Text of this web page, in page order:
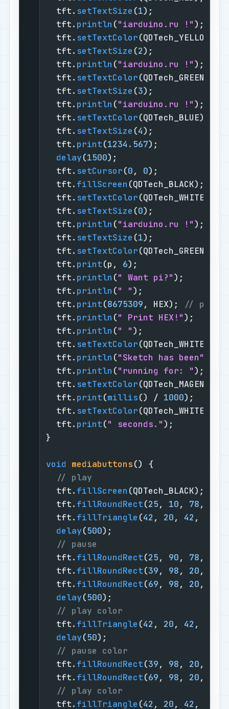
  tft.
setTextSize (1);
  tft.
println ("iarduino.ru !");
  tft.
setTextColor(QDTech_YELLOW);
  tft.
setTextSize (2);
  tft.
println ("iarduino.ru !");
  tft.
setTextColor(QDTech_GREEN);
  tft.
setTextSize (3);
  tft.
println ("iarduino.ru !");
  tft.
setTextColor(QDTech_BLUE);
  tft.
setTextSize (4);
  tft.
print(1234.567);
delay(1500);
  tft.
setCursor(0, 0);
  tft.
fillScreen (QDTech_BLACK);
  tft.
setTextColor(QDTech_WHITE);
  tft.
setTextSize (0);
  tft.
println ("iarduino.ru !");
  tft.
setTextSize (1);
  tft.
setTextColor(QDTech_GREEN);
  tft.
print(p, 6);
  tft.
println (" Want pi?");
  tft.
println (" ");
  tft.
print(8675309, HEX);
// print
  tft.
println (" Print HEX!");
  tft.
println (" ");
  tft.
setTextColor(QDTech_WHITE);
  tft.
println ("Sketch has been"
  tft.
println ("running for: ");
  tft.
setTextColor(QDTech_MAGENTA);
  tft.
print(millis() / 1000);
  tft.
setTextColor(QDTech_WHITE);
  tft.
print(" seconds.");
}
void mediabuttons()
{
// play
  tft.
fillScreen (QDTech_BLACK);
  tft.
fillRoundRect(25, 10, 78,
  tft.
fillTriangle (42 , 20, 42 ,
delay(500);
// pause
  tft.
fillRoundRect(25, 90, 78,
  tft.
fillRoundRect(39, 98, 20,
  tft.
fillRoundRect(69, 98, 20,
delay(500);
// play color
  tft.
fillTriangle (42 , 20, 42 ,
delay(50);
// pause color
  tft.
fillRoundRect(39, 98, 20,
  tft.
fillRoundRect(69, 98, 20,
// play color
  tft.
fillTriangle (42 , 20, 42 ,